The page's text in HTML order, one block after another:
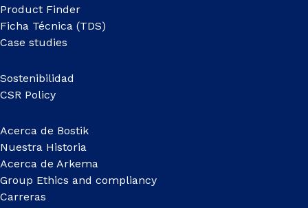
Product Finder
Ficha Técnica (TDS)
Case studies
Sostenibilidad
CSR Policy
Acerca de Bostik
Nuestra Historia
Acerca de Arkema
Group Ethics and compliancy
Carreras